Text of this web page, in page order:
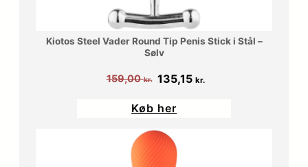
Kiotos Steel Vader Round Tip Penis Stick i Stål –
Sølv
159,00kr.
Den
pris
var:
159,00 kr..
135,15 kr.
Køb her